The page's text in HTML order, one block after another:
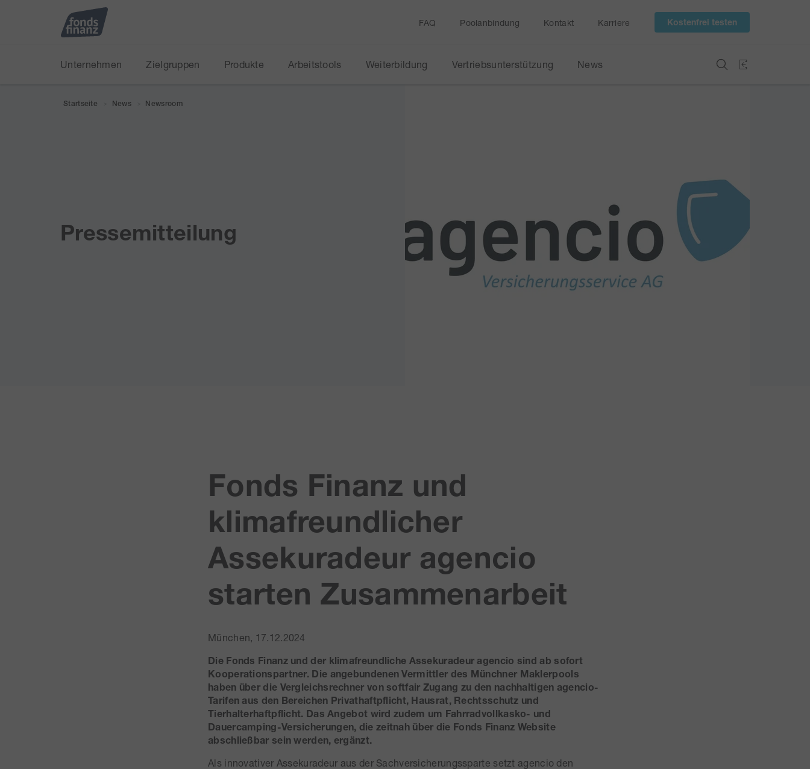
FAQ Poolanbindung Kontakt Karriere Kostenfrei testen
Unternehmen Zielgruppen Produkte Arbeitstools Weiterbildung Vertriebsunterstützung News
Startseite News Newsroom
Pressemitteilung
Fonds Finanz und
klimafreundlicher
Assekuradeur agencio
starten Zusammenarbeit
München, 17.12.2024
Die Fonds Finanz und der klimafreundliche Assekuradeur agencio sind ab sofort
Kooperationspartner. Die angebundenen Vermittler des Münchner Maklerpools
haben über die Vergleichsrechner von softfair Zugang zu den nachhaltigen agencio-
Tarifen aus den Bereichen Privathaftpflicht, Hausrat, Rechtsschutz und
Tierhalterhaftpflicht. Das Angebot wird zudem um Fahrradvollkasko- und
Dauercamping-Versicherungen, die zeitnah über die Fonds Finanz Website
abschließbar sein werden, ergänzt.
Als innovativer Assekuradeur aus der Sachversicherungssparte setzt agencio den